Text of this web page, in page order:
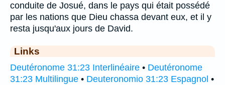
conduite de Josué, dans le pays qui était possédé
par les nations que Dieu chassa devant eux, et il y
resta jusqu'aux jours de David.
Links
Deutéronome 31:23 Interlinéaire • Deutéronome
31:23 Multilingue • Deuteronomio 31:23 Espagnol •